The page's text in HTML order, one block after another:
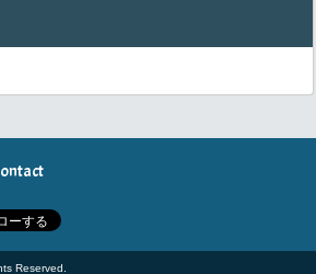
Reserved.